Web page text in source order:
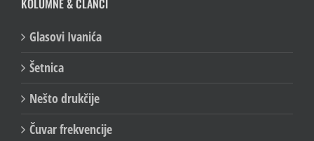
Glasovi Ivanića
Šetnica
Nešto drukčije
Čuvar frekvencije